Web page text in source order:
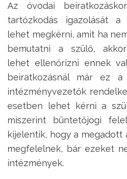
Az óvodai
tartózkodás igazolását a
lehet megkérni, amit ha
bemutatni a szülő, akkor
lehet ellenőrizni ennek
beiratkozásnál már ez
intézményvezetők
esetben lehet kérni a
miszerint büntetőjogi
kijelentik, hogy a megadott
megfelelnek, bár ezeket
intézmények.